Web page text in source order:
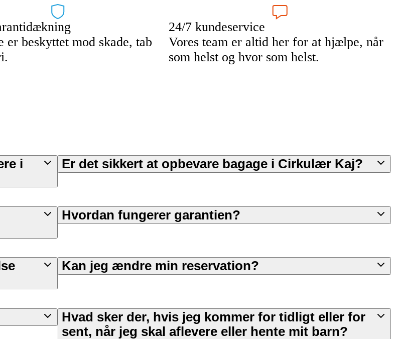
er beskyttet mod skade, tab
24/7 kundeservice
Vores team er altid her for at hjælpe, når
som helst og hvor som helst.
i
Er det sikkert at opbevare bagage i Cirkulær Kaj?
Hvordan fungerer garantien?
Kan jeg ændre min reservation?
Hvad sker der, hvis jeg kommer for tidligt eller for
sent, når jeg skal aflevere eller hente mit barn?